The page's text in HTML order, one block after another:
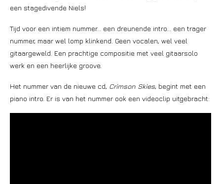
een stagedivende Niels!
Tijd voor een intiem nummer… een dreunende intro… een trager
nummer, maar wel lomp klinkend. Geen vocalen, wel veel
gitaargeweld. Een prachtige compositie met veel gitaarsolo
werk en een heerlijke groove.
Het nummer van de nieuwe cd, Crimson Skies, begint met een
piano intro. Er is van het nummer ook een videoclip uitgebracht: